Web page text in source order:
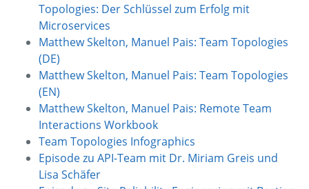
Topologies: Der Schlüssel zum Erfolg mit
Microservices
Matthew Skelton, Manuel Pais: Team Topologies
(DE)
Matthew Skelton, Manuel Pais: Team Topologies
(EN)
Matthew Skelton, Manuel Pais: Remote Team
Interactions Workbook
Team Topologies Infographics
Episode zu API-Team mit Dr. Miriam Greis und
Lisa Schäfer